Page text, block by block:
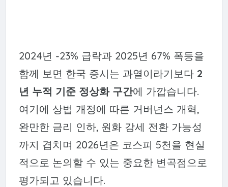
2024년 -23% 급락과 2025년 67% 폭등을
함께 보면 한국 증시는 과열이라기보다 2
년 누적 기준 정상화 구간에 가깝습니다.
여기에 상법 개정에 따른 거버넌스 개혁,
완만한 금리 인하, 원화 강세 전환 가능성
까지 겹치며 2026년은 코스피 5천을 현실
적으로 논의할 수 있는 중요한 변곡점으로
평가되고 있습니다.